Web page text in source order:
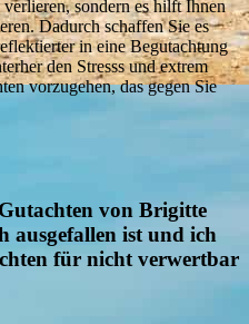
sondern es hilft Ihnen
Dadurch schaffen Sie es
in eine Begutachtung
den Stresss und extrem
vorzugehen, das gegen Sie
von Brigitte
ausgefallen ist und ich
für nicht verwertbar